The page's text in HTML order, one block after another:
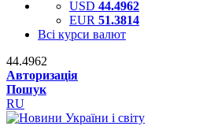
USD 44.4962
EUR 51.3814
Всі курси валют
44.4962
Авторизація
Пошук
RU